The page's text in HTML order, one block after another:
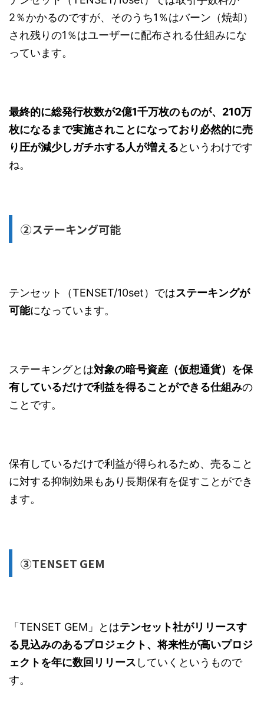
2％かかるのですが、そのうち1％はバーン（焼却）
され残りの1％はユーザーに配布される仕組みにな
っています。
最終的に総発行枚数が2億1千万枚のものが、210万
枚になるまで実施されことになっており必然的に売
り圧が減少しガチホする人が増えるというわけです
ね。
②ステーキング可能
テンセット（TENSET/10set）ではステーキングが
可能になっています。
ステーキングとは対象の暗号資産（仮想通貨）を保
有しているだけで利益を得ることができる仕組みの
ことです。
保有しているだけで利益が得られるため、売ること
に対する抑制効果もあり長期保有を促すことができ
ます。
③TENSET GEM
「TENSET GEM」とはテンセット社がリリースす
る見込みのあるプロジェクト、将来性が高いプロジ
ェクトを年に数回リリース していくというもので
す。